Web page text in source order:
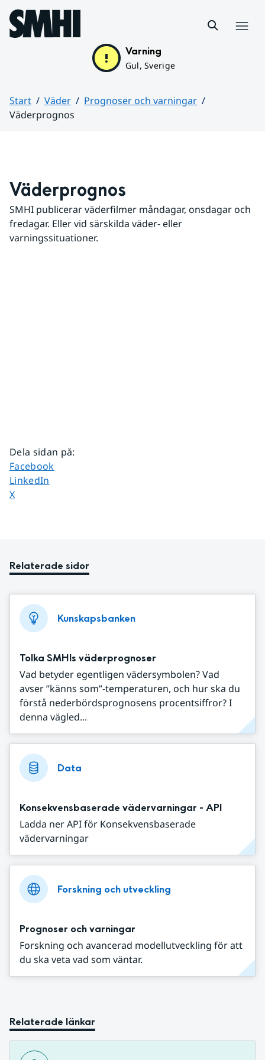
Hoppa till sidans innehåll
Varning
Gul, Sverige
Start Väder
Prognoser och varningar
Väderprognos
Väderprognos
SMHI publicerar väderfilmer måndagar, onsdagar och
fredagar. Eller vid särskilda väder- eller
varningssituationer.
Dela sidan på:
Dela sidan på
Facebook
Dela sidan på
LinkedIn
Dela sidan på
X
Relaterade sidor
Kunskapsbanken
Tolka SMHIs väderprognoser
Vad betyder egentligen vädersymbolen? Vad
avser ”känns som”-temperaturen, och hur ska du
förstå nederbördsprognosens procentsiffror? I
denna vägled...
Data
Konsekvensbaserade vädervarningar - API
Ladda ner API för Konsekvensbaserade
vädervarningar
Forskning och utveckling
Prognoser och varningar
Forskning och avancerad modellutveckling för att
du ska veta vad som väntar.
Relaterade länkar